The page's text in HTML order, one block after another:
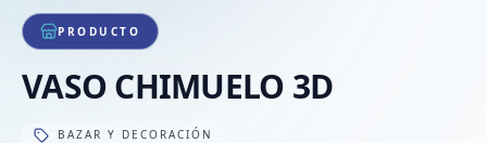
PRODUCTO
VASO CHIMUELO 3D
BAZAR Y DECORACIÓN